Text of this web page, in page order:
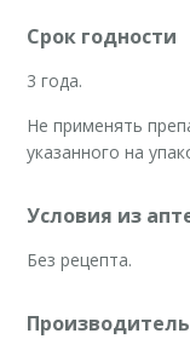
Срок годности
3 года.
Не применять
указанного на
Условия из
Без рецепта.
Производитель